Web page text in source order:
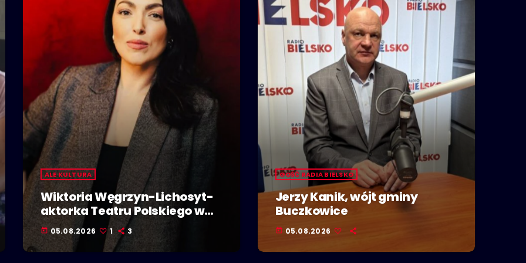
ALE KULTURA
Wiktoria Węgrzyn-Lichosyt-
aktorka Teatru Polskiego w
Bielsku-Białej. Dzieje się w
Polskiej Stolicy Kultury!
today 05.08.2026 1 3
GOŚĆ RADIA BIELSKO
Jerzy Kanik, wójt gminy
Buczkowice
today 05.08.2026